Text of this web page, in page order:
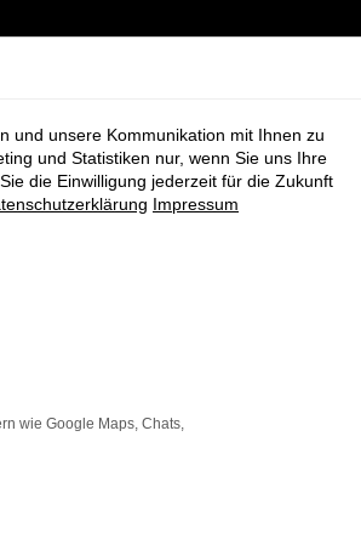
und unsere Kommunikation mit Ihnen zu
und Statistiken nur, wenn Sie uns Ihre
die Einwilligung jederzeit für die Zukunft
Impressum
wie Google Maps, Chats,